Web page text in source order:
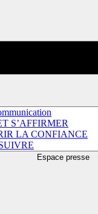
S’AFFIRMER
LA CONFIANCE
Espace presse